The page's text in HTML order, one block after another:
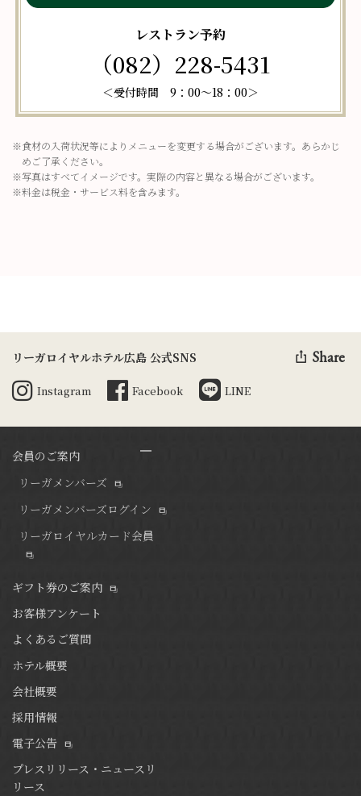
レストラン予約
（082）228-5431
＜受付時間 9：00～18：00＞
※食材の入荷状況等によりメニューを変更する場合がございます。あらかじ
めご了承ください。
※写真はすべてイメージです。実際の内容と異なる場合がございます。
※料金は税金・サービス料を含みます。
リーガロイヤルホテル広島 公式SNS
Instagram Facebook LINE
Share
会員のご案内
リーガメンバーズ
リーガメンバーズログイン
リーガロイヤルカード会員
ギフト券のご案内
お客様アンケート
よくあるご質問
ホテル概要
会社概要
採用情報
電子公告
プレスリリース・ニュースリ
リース